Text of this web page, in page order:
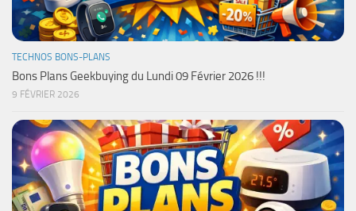
TECHNOS BONS-PLANS
Bons Plans Geekbuying du Lundi 09 Février 2026 !!!
9 FÉVRIER 2026